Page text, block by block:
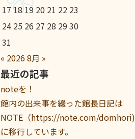
17 18 19 20 21 22 23
24 25 26 27 28 2930
31
« 20268月 »
最近の記事
noteを！
館内の出来事を綴った館長日記は
NOTE（https://note.com/domhori)
に移行しています。